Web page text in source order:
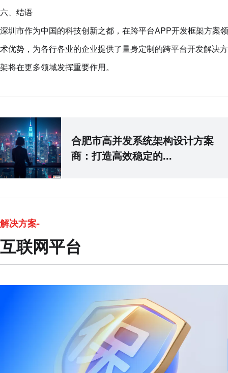
六、结语
深圳市作为中国的科技创新之都，在跨平台APP开发框架方案
术优势，为各行各业的企业提供了量身定制的跨平台开发解决
架将在更多领域发挥重要作用。
合肥市高并发系统架构设计方案
商：打造高效稳定的...
解决方案-
互联网平台